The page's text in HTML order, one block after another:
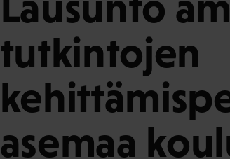
tutkintojen
asemaa